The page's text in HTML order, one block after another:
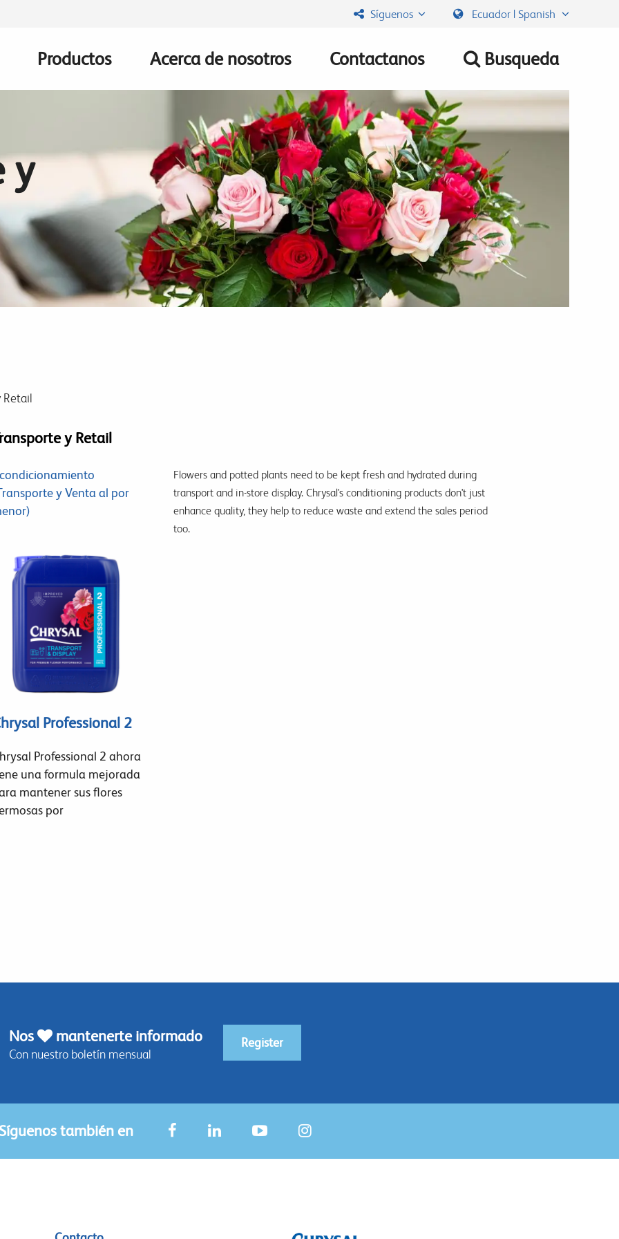
Síguenos Ecuador | Spanish
Main
Productos Acerca de nosotros Contactanos Busqueda
y
Retail
y Retail
y Venta al por
Flowers and potted plants need to be kept fresh and hydrated during
transport and in-store display. Chrysal's conditioning products don't just
enhance quality, they help to reduce waste and extend the sales period
too.
Professional 2
Professional 2 ahora
una formula mejorada
mantener sus flores
por
Nos mantenerte informado
Con nuestro boletín mensual
Register
Síguenos también en